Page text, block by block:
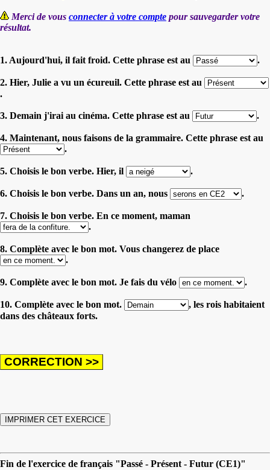
Merci de vous connecter à votre compte pour sauvegarder votre
résultat.
1. Aujourd'hui, il fait froid. Cette phrase est au .
2. Hier, Julie a vu un écureuil. Cette phrase est au
.
3. Demain j'irai au cinéma. Cette phrase est au .
4. Maintenant, nous faisons de la grammaire. Cette phrase est au
.
5. Choisis le bon verbe. Hier, il .
6. Choisis le bon verbe. Dans un an, nous .
7. Choisis le bon verbe. En ce moment, maman
.
8. Complète avec le bon mot. Vous changerez de place
.
9. Complète avec le bon mot. Je fais du vélo .
10. Complète avec le bon mot.
, les rois habitaient
dans des châteaux forts.
Fin de l'exercice de français "Passé - Présent - Futur (CE1)"